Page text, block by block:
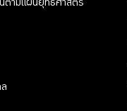
นตามแผนยุทธศาสตร์